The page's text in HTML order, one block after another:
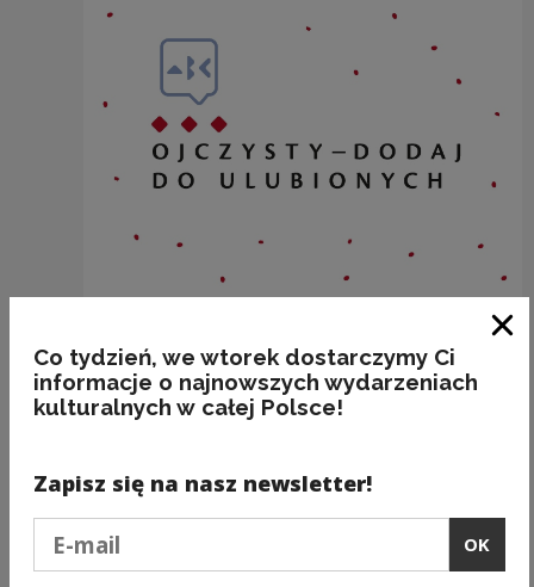
Nazwy miejscowości o nieoczywistej
odmianie: WŁOSZCZOWA
Kategorie:miejsca, fleksja, poprawność
Previous slide
Co tydzień, we wtorek dostarczymy Ci
informacje o najnowszych wydarzeniach
kulturalnych w całej Polsce!
Zapisz się na nasz newsletter!
OK